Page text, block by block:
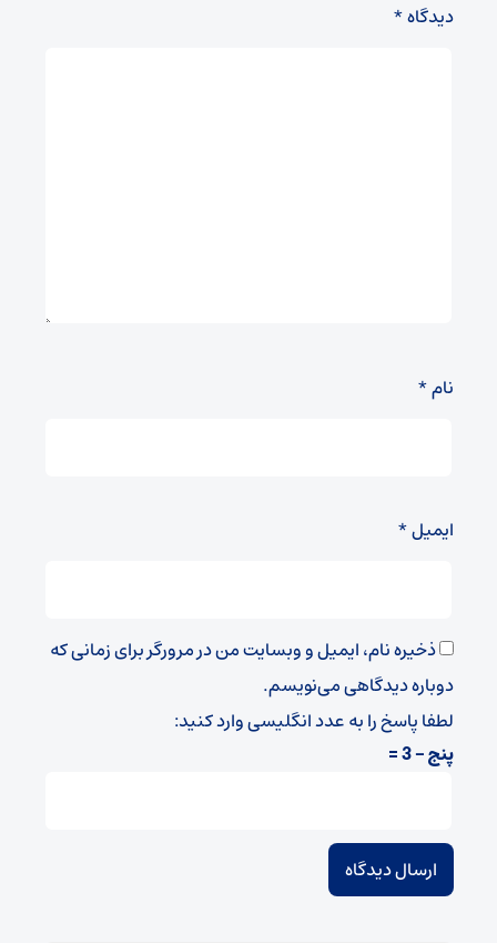
دیدگاه*
نام*
ایمیل*
ذخیره نام، ایمیل و وبسایت من در مرورگر برای زمانی که
دوباره دیدگاهی می‌نویسم.
لطفا پاسخ را به عدد انگلیسی وارد کنید:
پنج − 3 =